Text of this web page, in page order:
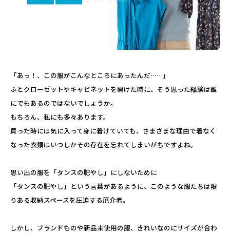
「あっ！、この服がこんなところにあったんだ……」
ふとクローゼットやキャビネットを開けた時に、そう思った経験は誰
にでもあるのではないでしょうか。
もちろん、私にも多々あります。
買った時には気に入って身に着けていても、さまざまな理由で着なく
なった衣類はいつしかその存在を忘れてしまいがちですよね。
思い出の服を「タンスの肥やし」にしないために
「タンスの肥やし」という言葉があるように、このような服たちは限
りある収納スペースを圧迫する厄介者。
しかし、ブランドものや新品未使用の服、きれいなのにサイズが合わ